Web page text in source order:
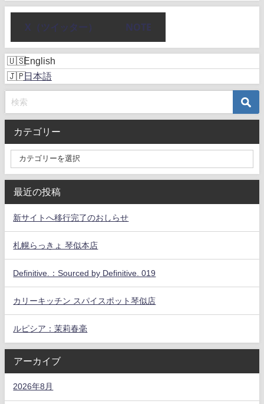
X（ツイッター） NOTE
English
日本語
カテゴリー
最近の投稿
新サイトへ移行完了のおしらせ
札幌らっきょ 琴似本店
Definitive.：Sourced by Definitive. 019
カリーキッチン スパイスポット琴似店
ルピシア：茉莉春毫
アーカイブ
2026年8月